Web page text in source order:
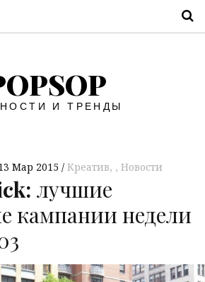
И ТРЕНДЫ
Мар 2015 Креатив, Новости
лучшие
кампании недели